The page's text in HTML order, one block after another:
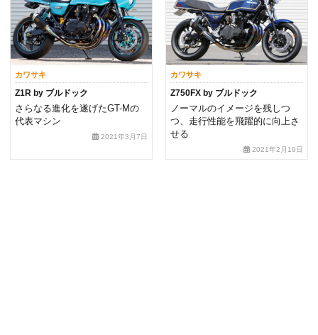
カワサキ
Z1R by ブルドック
さらなる進化を遂げたGT-Mの
代表マシン
2021年3月7日
カワサキ
Z750FX by ブルドック
ノーマルのイメージを残しつ
つ、走行性能を飛躍的に向上さ
せる
2021年2月19日